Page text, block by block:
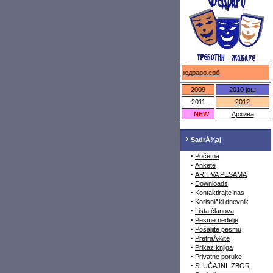
федраро.срб
2009 2010 још
2011
2012
NEW
Архива
SadrÅ¾aj
· Početna
· Ankete
· ARHIVA PESAMA
· Downloads
· Kontaktirajte nas
· Korisnički dnevnik
· Lista članova
· Pesme nedelje
· Pošaljite pesmu
· PretraÅ¾ite
· Prikaz knjiga
· Privatne poruke
· SLUČAJNI IZBOR